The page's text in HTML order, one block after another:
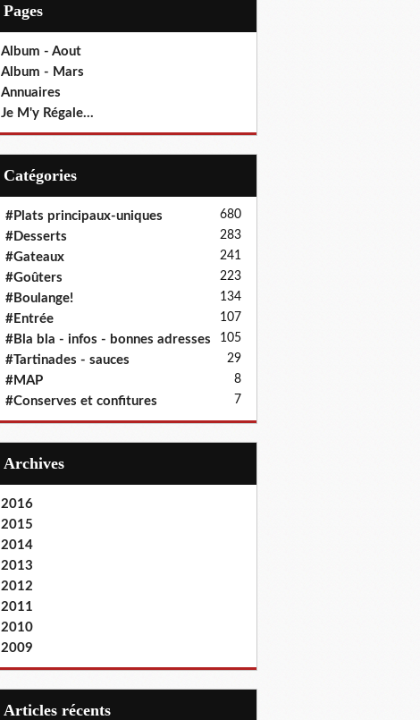
Pages
Album - Aout
Album - Mars
Annuaires
Je M'y Régale...
Catégories
#Plats principaux-uniques 680
#Desserts 283
#Gateaux 241
#Goûters 223
#Boulange! 134
#Entrée 107
#Bla bla - infos - bonnes adresses 105
#Tartinades - sauces 29
#MAP 8
#Conserves et confitures 7
Archives
2016
2015
2014
2013
2012
2011
2010
2009
articles récents